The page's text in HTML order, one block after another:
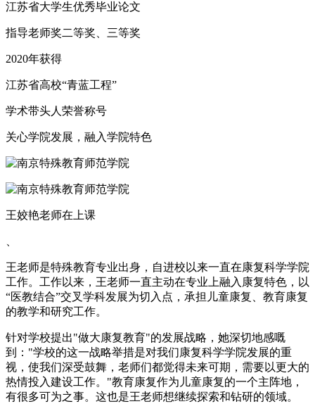
江苏省大学生优秀毕业论文
指导老师奖二等奖、三等奖
2020年获得
江苏省高校“青蓝工程”
学术带头人荣誉称号
关心学院发展，融入学院特色
王姣艳老师在上课
王老师是特殊教育专业出身，自进校以来一直在康复科学学院
工作。工作以来，王老师一直主动在专业上融入康复特色，以
“医教结合”交叉学科发展为切入点，承担儿童康复、教育康复
的教学和研究工作。
针对学校提出"做大康复教育"的发展战略，她深切地感嘅
到："学校的这一战略举措是对我们康复科学学院发展的重
视，使我们深受鼓舞，老师们都觉得未来可期，需要以更大的
热情投入建设工作。"教育康复作为儿童康复的一个主阵地，
有很多可为之事。这也是王老师想继续探索和钻研的领域。